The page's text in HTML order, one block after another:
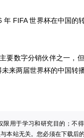
FIFA 世界杯在中国的
要数字分销伙伴之一，
来两届世界杯的中国转
用于学习和研究目的；不
本站无关。您必须在下载后